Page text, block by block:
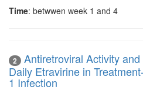
Time: betwwen week 1 and 4
2
Antiretroviral Activity
Daily Etravirine in
1 Infection